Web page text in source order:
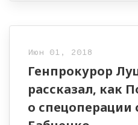
Июн 01, 2018
Генпрокурор
рассказал, как
о спецоперации